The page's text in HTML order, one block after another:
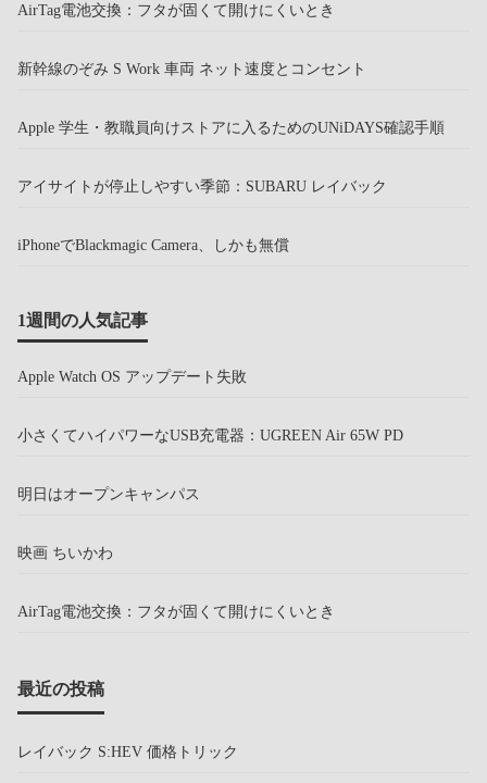
AirTag電池交換：フタが固くて開けにくいとき
新幹線のぞみ S Work 車両 ネット速度とコンセント
Apple 学生・教職員向けストアに入るためのUNiDAYS確認手順
アイサイトが停止しやすい季節：SUBARU レイバック
iPhoneでBlackmagic Camera、しかも無償
1週間の人気記事
Apple Watch OS アップデート失敗
小さくてハイパワーなUSB充電器：UGREEN Air 65W PD
明日はオープンキャンパス
映画 ちいかわ
AirTag電池交換：フタが固くて開けにくいとき
最近の投稿
レイバック S:HEV 価格トリック